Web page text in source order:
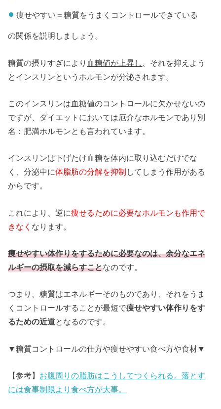
痩せやすい＝糖質をうまくコントロールできている
の関係を説明しましょう。
糖質の摂りすぎにより 血糖値が上昇し
、それを抑えよう
とインスリンというホルモンが分泌されます。
このインスリンは血糖値のコントロールに欠かせないの
ですが、ダイエットにおいては厄介なホルモンであり別
名：肥満ホルモンとも言われています。
インスリンは下げたけ血糖を体内に取り込むだけでな
く、分泌中に体脂肪の分解を抑制 してしまう作用がある
からです。
これにより、逆に痩せるために必要なホルモンも作用で
きなく なります。
痩せやすい体作りをするために必要なのは、余分なエネ
ルギーの摂取を減らすことなのです。
つまり、糖質はエネルギーそのものであり、それをうま
くコントロールすることが最短で痩せやすい体作りをす
るための近道となるのです。
▼糖質コントロールの仕方や痩せやすい食べ方や食材▼
【参考】 お腹周りの脂肪はこうしてつくられる。落とす
には食事制限より食べ方が大事。